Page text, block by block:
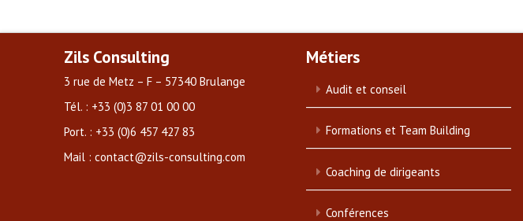
Zils Consulting
3 rue de Metz – F – 57340 Brulange
Tél. : +33 (0)3 87 01 00 00
Port. : +33 (0)6 457 427 83
Mail : contact@zils-consulting.com
Métiers
Audit et conseil
Formations et Team Building
Coaching de dirigeants
Conférences